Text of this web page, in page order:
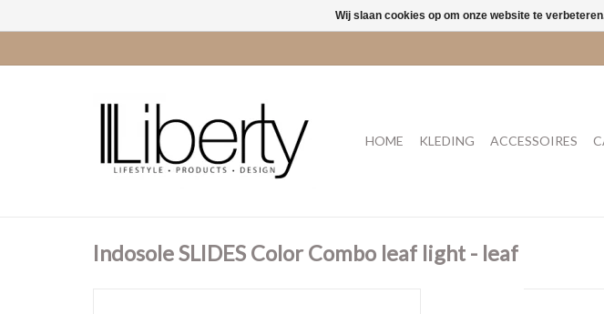
HOME KLEDING ACCESSOIRES
Indosole SLIDES Color Combo leaf light - leaf
Wij slaan cookies op om onze website te